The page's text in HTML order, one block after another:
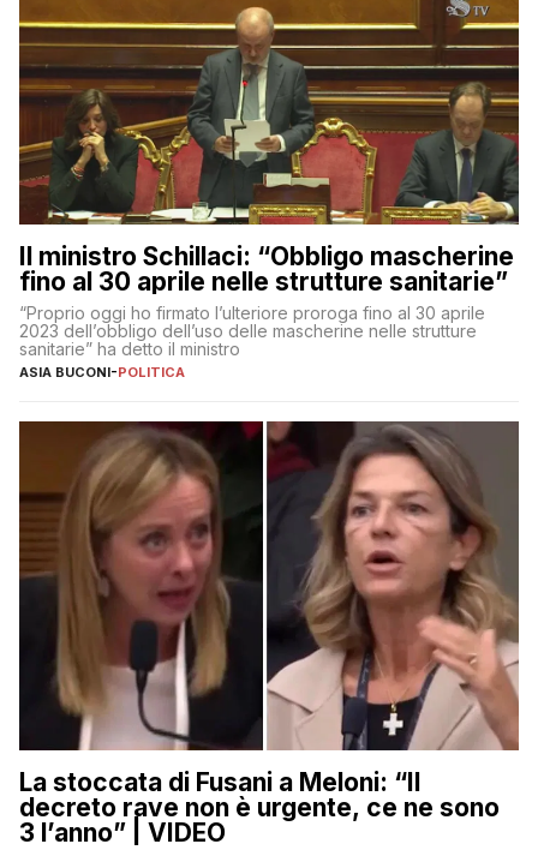
Il ministro Schillaci: “Obbligo mascherine
fino al 30 aprile nelle strutture sanitarie”
“Proprio oggi ho firmato l’ulteriore proroga fino al 30 aprile
2023 dell’obbligo dell’uso delle mascherine nelle strutture
sanitarie” ha detto il ministro
ASIA BUCONI-POLITICA
La stoccata di Fusani a Meloni: “Il
decreto rave non è urgente, ce ne sono
3 l’anno” | VIDEO